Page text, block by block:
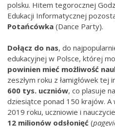
polsku. Hitem tegorocznej
Edukacji Informatycznej
Potańcówka (Dance Party).
Dołącz do nas, do
edukacyjnej w Polsce, której
powinien mieć możliwość
zeszłym roku z łamigłówek tej
600 tys. uczniów, co plasuje
dziesiątce ponad 150 krajów.
2019 roku, uczniowie i
12 milionów odsłonięć (